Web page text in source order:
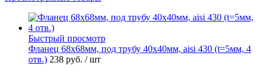
Быстрый просмотр
Фланец 68х68мм, под трубу 40х40мм, aisi 430 (t=5мм, 4
отв.) 238 руб. / шт